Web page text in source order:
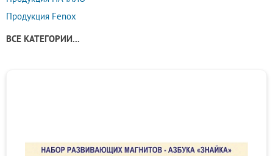
Продукция Fenox
ВСЕ КАТЕГОРИИ...